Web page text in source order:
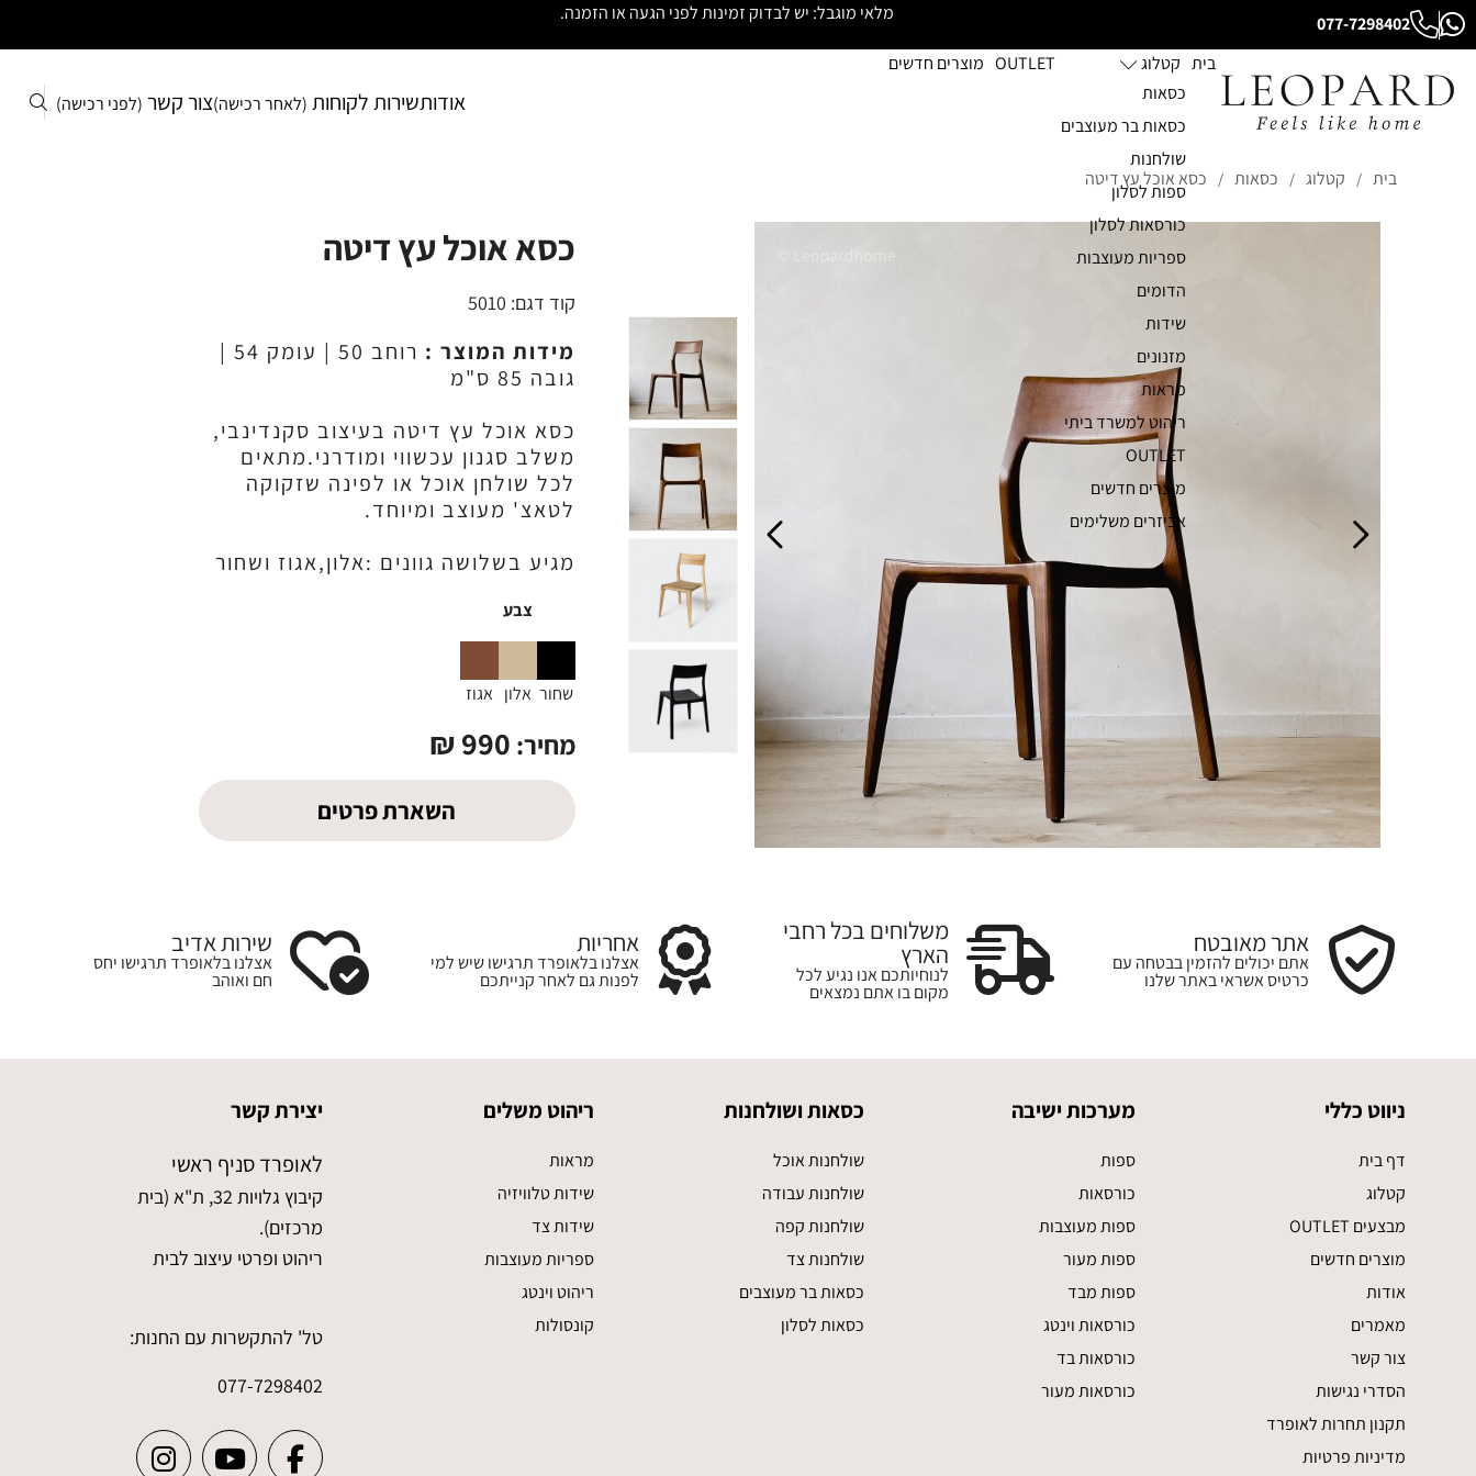
מלאי מוגבל: יש לבדוק זמינות לפני הגעה או הזמנה.
077-7298402
בית קטלוג
כסאות
כסאות בר מעוצבים
שולחנות
ספות לסלון
כורסאות לסלון
ספריות מעוצבות
הדומים
שידות
מזנונים
מראות
ריהוט למשרד ביתי
OUTLET
מוצרים חדשים
אביזרים משלימים
OUTLET מוצרים חדשים
אודותשירות לקוחות (לאחר רכישה)צור קשר (לפני רכישה)
בית / קטלוג / כסאות / כסא אוכל עץ דיטה
כסא אוכל עץ דיטה
קוד דגם: 5010
מידות המוצר :
רוחב 50 | עומק 54 |
גובה 85 ס"מ
כסא אוכל עץ דיטה בעיצוב סקנדינבי,
משלב סגנון עכשווי ומודרני.מתאים
לכל שולחן אוכל או לפינה שזקוקה
לטאצ' מעוצב ומיוחד.
מגיע בשלושה גוונים :אלון,אגוז ושחור
צבע
שחור אלון אגוז
מחיר: 990
₪
השארת פרטים
אתר מאובטח
אתם יכולים להזמין בבטחה עם
כרטיס אשראי באתר שלנו
משלוחים בכל רחבי
הארץ
לנוחיותכם אנו נגיע לכל
מקום בו אתם נמצאים
אחריות
אצלנו בלאופרד תרגישו שיש למי
לפנות גם לאחר קנייתכם
שירות אדיב
אצלנו בלאופרד תרגישו יחס
חם ואוהב
ניווט כללי
דף בית
קטלוג
מבצעים OUTLET
מוצרים חדשים
אודות
מאמרים
צור קשר
הסדרי נגישות
תקנון תחרות לאופרד
מדיניות פרטיות
מערכות ישיבה
ספות
כורסאות
ספות מעוצבות
ספות מעור
ספות מבד
כורסאות וינטג
כורסאות בד
כורסאות מעור
כסאות ושולחנות
שולחנות אוכל
שולחנות עבודה
שולחנות קפה
שולחנות צד
כסאות בר מעוצבים
כסאות לסלון
ריהוט משלים
מראות
שידות טלוויזיה
שידות צד
ספריות מעוצבות
ריהוט וינטג
קונסולות
יצירת קשר
לאופרד סניף ראשי
קיבוץ גלויות 32, ת"א (בית
מרכזים).
ריהוט ופרטי עיצוב לבית
טל' להתקשרות עם החנות:
077-7298402